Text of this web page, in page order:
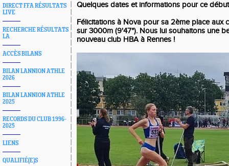
DIRECT FFA RÉSULTATS
LIVE
RECHERCHE RÉSULTATS
LA
ACCÈS BILANS
BILAN LANNION ATHLE
2026
BILAN LANNION ATHLE
2025
RECORDS DU CLUB 1996-
2025
LIENS
QUALIFIÉ(E)S
Quelques dates et informations pour ce
Félicitations à Nova pour sa 2ème place aux
sur 3000m (9'47"). Nous lui souhaitons une
nouveau club HBA à Rennes !